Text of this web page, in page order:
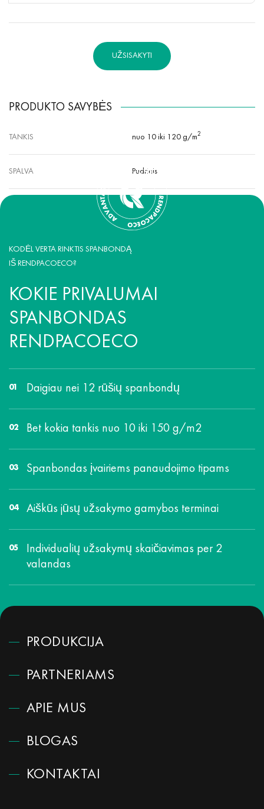
UŽSISAKYTI
PRODUKTO SAVYBĖS
TANKIS nuo 10 iki 120 g/m2
SPALVA Pudrinis
KODĖL VERTA RINKTIS SPANBONDĄ
IŠ RENDPACOECO?
KOKIE PRIVALUMAI
SPANBONDAS
RENDPACOECO
Daigiau nei 12 rūšių spanbondų
Bet kokia tankis nuo 10 iki 150 g/m2
Spanbondas įvairiems panaudojimo tipams
Aiškūs jūsų užsakymo gamybos terminai
Individualių užsakymų skaičiavimas per 2
valandas
PRODUKCIJA
PARTNERIAMS
APIE MUS
BLOGAS
KONTAKTAI